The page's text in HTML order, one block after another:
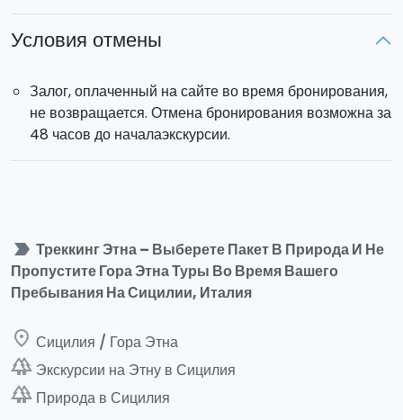
Условия отмены
Залог, оплаченный на сайте во время бронирования,
не возвращается. Отмена бронирования возможна за
48 часов до началаэкскурсии.
label_important Треккинг Этна – Выберете Пакет В Природа И Не
Пропустите Гора Этна Туры Во Время Вашего
Пребывания На Сицилии, Италия
place Сицилия / Гора Этна
forest Экскурсии на Этну в Сицилия
forest Природа в Сицилия